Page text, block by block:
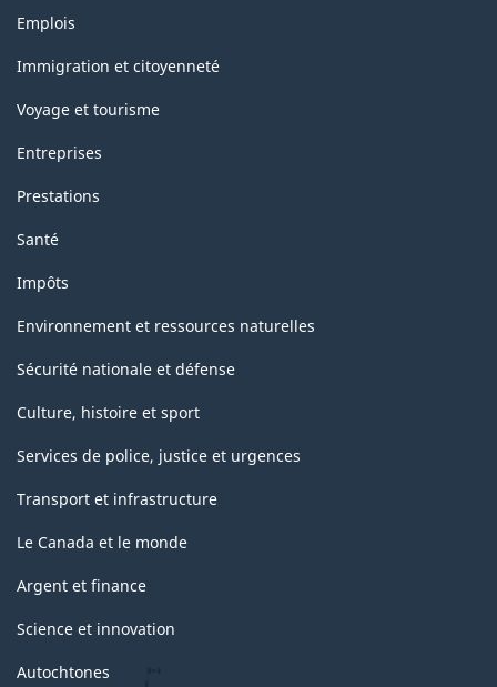
Thèmes
sujets
Emplois
Immigration et citoyenneté
Voyage et tourisme
Entreprises
Prestations
Santé
Impôts
Environnement et ressources naturelles
Sécurité nationale et défense
Culture, histoire et sport
Services de police, justice et urgences
Transport et infrastructure
Le Canada et le monde
Argent et finance
Science et innovation
Autochtones